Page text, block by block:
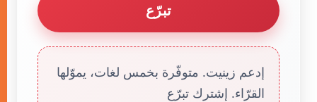
تبرّع
إدعم زينيت. متوفّرة بخمس لغات، يموّلها
القرّاء. إشترك تبرّع